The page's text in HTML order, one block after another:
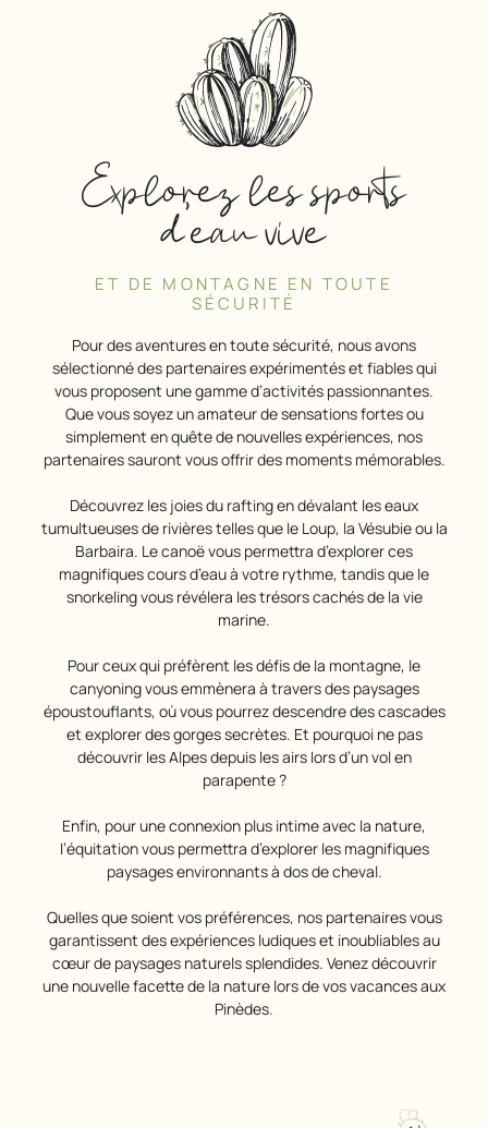
Explorez les sports
d’eau vive
ET DE MONTAGNE EN TOUTE
SÉCURITÉ
Pour des aventures en toute sécurité, nous avons
sélectionné des partenaires expérimentés et fiables qui
vous proposent une gamme d’activités passionnantes.
Que vous soyez un amateur de sensations fortes ou
simplement en quête de nouvelles expériences, nos
partenaires sauront vous offrir des moments mémorables.
Découvrez les joies du rafting en dévalant les eaux
tumultueuses de rivières telles que le Loup, la Vésubie ou la
Barbaira. Le canoë vous permettra d’explorer ces
magnifiques cours d’eau à votre rythme, tandis que le
snorkeling vous révélera les trésors cachés de la vie
marine.
Pour ceux qui préfèrent les défis de la montagne, le
canyoning vous emmènera à travers des paysages
époustouflants, où vous pourrez descendre des cascades
et explorer des gorges secrètes. Et pourquoi ne pas
découvrir les Alpes depuis les airs lors d’un vol en
parapente ?
Enfin, pour une connexion plus intime avec la nature,
l’équitation vous permettra d’explorer les magnifiques
paysages environnants à dos de cheval.
Quelles que soient vos préférences, nos partenaires vous
garantissent des expériences ludiques et inoubliables au
cœur de paysages naturels splendides. Venez découvrir
une nouvelle facette de la nature lors de vos vacances aux
Pinèdes.